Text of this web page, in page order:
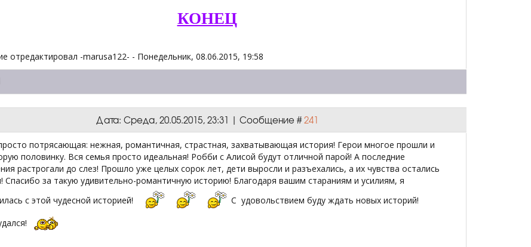
КОНЕЦ
отредактировал -marusa122- - Понедельник, 08.06.2015, 19:58
Дата: Среда, 20.05.2015, 23:31 | Сообщение #241
потрясающая: нежная, романтичная, страстная, захватывающая история! Герои многое прошли и
половинку. Вся семья просто идеальная! Робби с Алисой будут отличной парой! А последние
растрогали до слез! Прошло уже целых сорок лет, дети выросли и разъехались, а их чувства остались
Спасибо за такую удивительно-романтичную историю! Благодаря вашим стараниям и усилиям, я
с этой чудесной историей!
С удовольствием буду ждать новых историй!